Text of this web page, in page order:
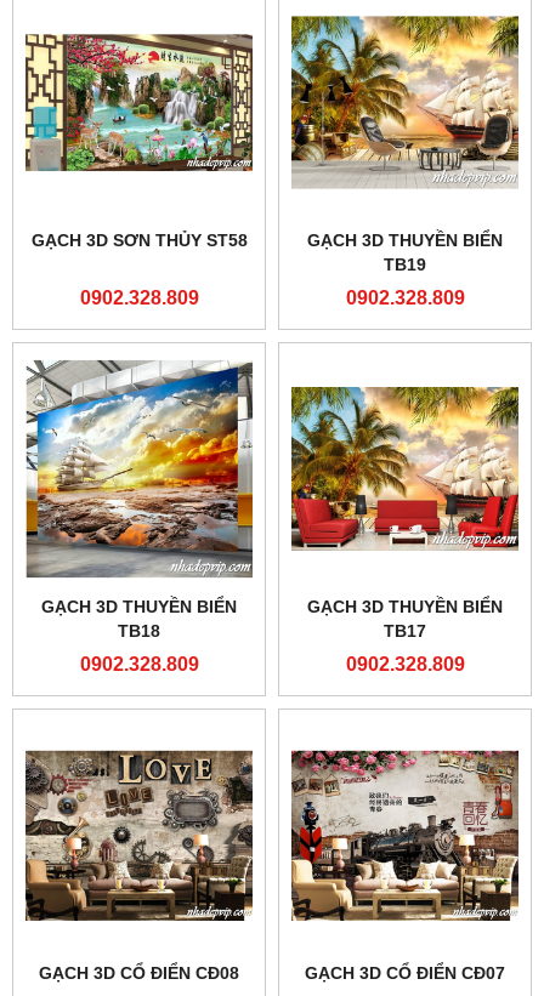
GẠCH 3D SƠN THỦY ST58
0902.328.809
GẠCH 3D THUYỀN BIỂN
TB19
0902.328.809
GẠCH 3D THUYỀN BIỂN
TB18
0902.328.809
GẠCH 3D THUYỀN BIỂN
TB17
0902.328.809
GẠCH 3D CỔ ĐIỂN CĐ08 GẠCH 3D CỔ ĐIỂN CĐ07